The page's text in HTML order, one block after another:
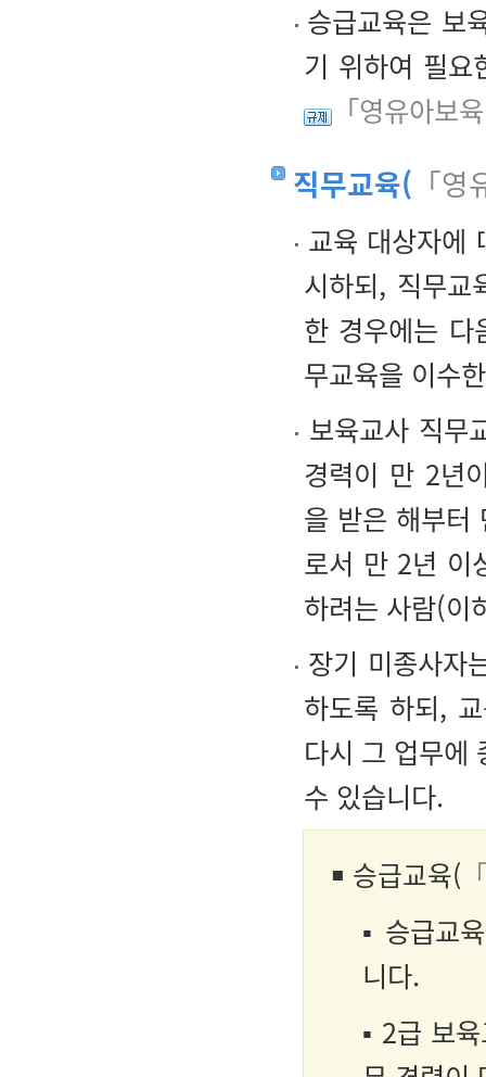
승급교육은 보
기 위하여 필요
「영유아보
직무교육( 「
교육 대상자에
시하되, 직무교
한 경우에는
무교육을 이수
보육교사 직무
경력이 만 2년
을 받은 해부터
로서 만 2년 이
하려는 사람(이
장기 미종사자
하도록 하되,
다시 그 업무에
수 있습니다.
￭ 승급교육(
▪ 승급교
니다.
▪ 2급 보